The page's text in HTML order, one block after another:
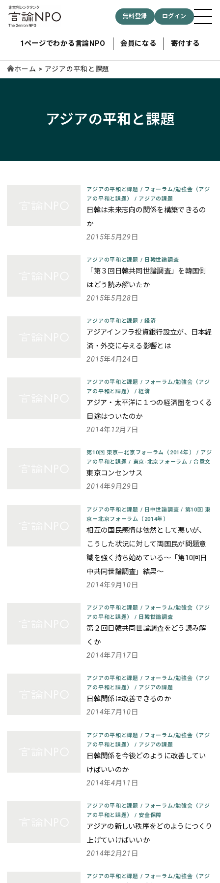
無料登録 ログイン
1ページでわかる言論NPO 会員になる 寄付する
ホーム アジアの平和と課題
アジアの平和と課題
アジアの平和と課題 / フォーラム/勉強会（アジ
アの平和と課題） / アジアの課題
日韓は未来志向の関係を構築できるの
か
2015年5月29日
アジアの平和と課題 / 日韓世論調査
「第３回日韓共同世論調査」を韓国側
はどう読み解いたか
2015年5月28日
アジアの平和と課題 / 経済
アジアインフラ投資銀行設立が、日本経
済・外交に与える影響とは
2015年4月24日
アジアの平和と課題 / フォーラム/勉強会（アジ
アの平和と課題） / 経済
アジア・太平洋に１つの経済圏をつくる
目途はついたのか
2014年12月7日
第10回 東京ー北京フォーラム（2014年） / アジ
アの平和と課題/ 東京-北京フォーラム / 合意文
東京コンセンサス
2014年9月29日
アジアの平和と課題 / 日中世論調査/ 第10回 東
京ー北京フォーラム（2014年）
相互の国民感情は依然として悪いが、
こうした状況に対して両国民が問題意
識を強く持ち始めている～「第10回日
中共同世論調査」結果～
2014年9月10日
アジアの平和と課題 / フォーラム/勉強会（アジ
アの平和と課題） / 日韓世論調査
第２回日韓共同世論調査をどう読み解
くか
2014年7月17日
アジアの平和と課題 / フォーラム/勉強会（アジ
アの平和と課題） / アジアの課題
日韓関係は改善できるのか
2014年7月10日
アジアの平和と課題 / フォーラム/勉強会（アジ
アの平和と課題） / アジアの課題
日韓関係を今後どのように改善してい
けばいいのか
2014年4月11日
アジアの平和と課題 / フォーラム/勉強会（アジ
アの平和と課題） / 安全保障
アジアの新しい秩序をどのようにつくり
上げていけばいいか
2014年2月21日
アジアの平和と課題 / フォーラム/勉強会（アジ